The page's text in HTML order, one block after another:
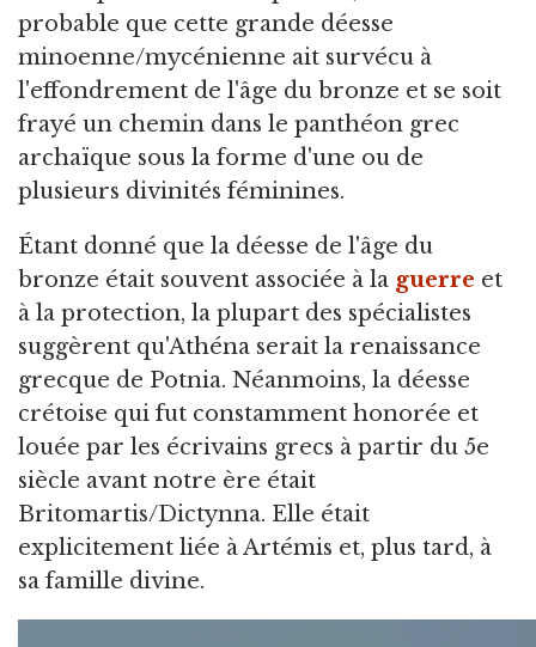
probable que cette grande déesse
minoenne/mycénienne ait survécu à
l'effondrement de l'âge du bronze et se soit
frayé un chemin dans le panthéon grec
archaïque sous la forme d'une ou de
plusieurs divinités féminines.
Étant donné que la déesse de l'âge du
bronze était souvent associée à la guerre et
à la protection, la plupart des spécialistes
suggèrent qu'Athéna serait la renaissance
grecque de Potnia. Néanmoins, la déesse
crétoise qui fut constamment honorée et
louée par les écrivains grecs à partir du 5e
siècle avant notre ère était
Britomartis/Dictynna. Elle était
explicitement liée à Artémis et, plus tard, à
sa famille divine.